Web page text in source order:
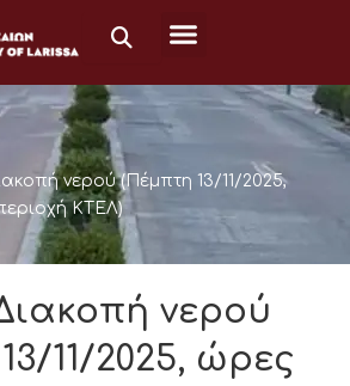
νερού (Πέμπτη 13/11/2025,
ΚΤΕΛ)
νερού
11/2025, ώρες